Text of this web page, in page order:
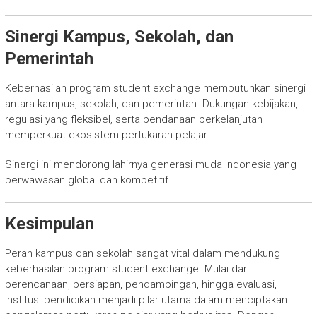
Sinergi Kampus, Sekolah, dan
Pemerintah
Keberhasilan program student exchange membutuhkan sinergi
antara kampus, sekolah, dan pemerintah. Dukungan kebijakan,
regulasi yang fleksibel, serta pendanaan berkelanjutan
memperkuat ekosistem pertukaran pelajar.
Sinergi ini mendorong lahirnya generasi muda Indonesia yang
berwawasan global dan kompetitif.
Kesimpulan
Peran kampus dan sekolah sangat vital dalam mendukung
keberhasilan program student exchange. Mulai dari
perencanaan, persiapan, pendampingan, hingga evaluasi,
institusi pendidikan menjadi pilar utama dalam menciptakan